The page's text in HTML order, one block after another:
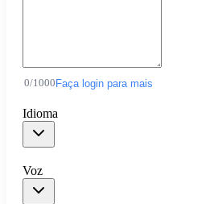
0/1000 Faça login para mais
Idioma
Voz